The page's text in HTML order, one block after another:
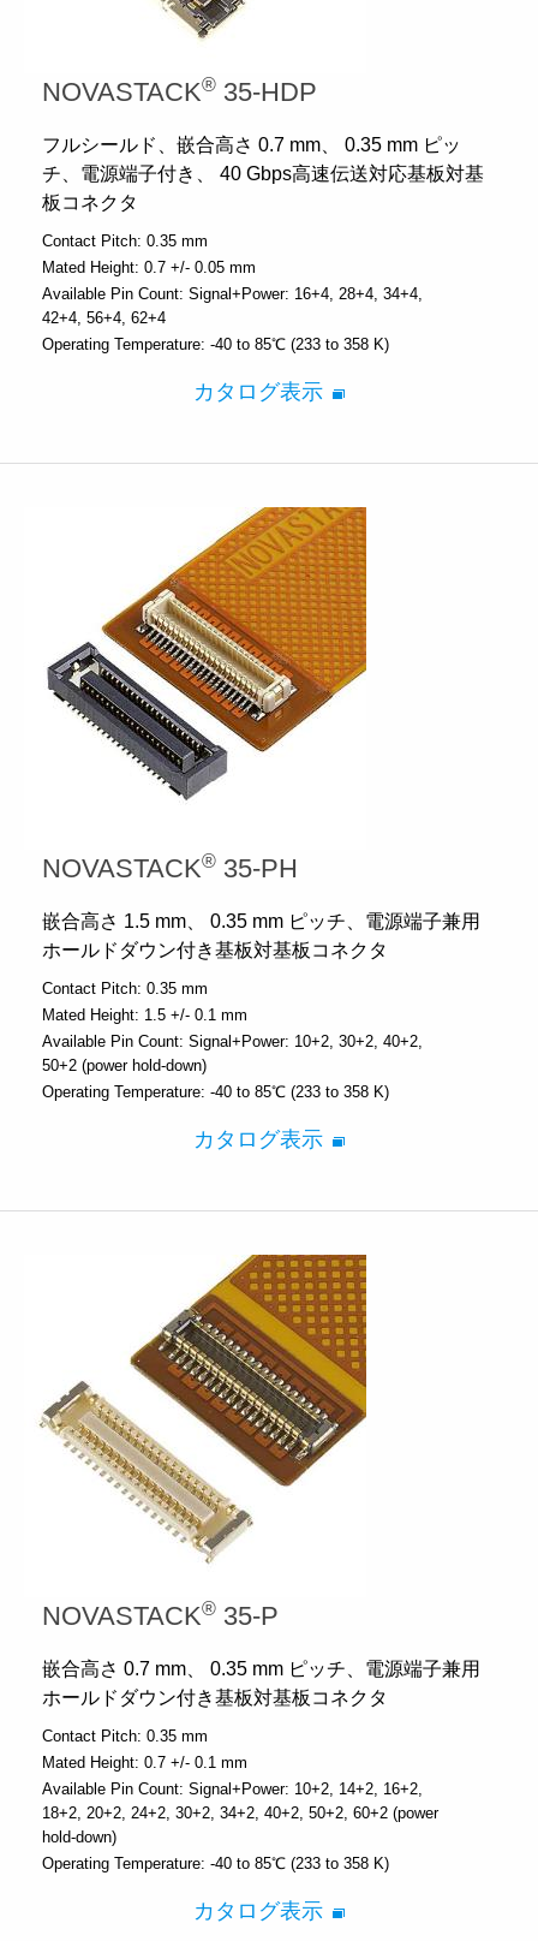
NOVASTACK® 35-HDP
フルシールド、嵌合高さ 0.7 mm、 0.35 mm ピッ
チ、電源端子付き、 40 Gbps高速伝送対応基板対基
板コネクタ
Contact Pitch: 0.35 mm
Mated Height: 0.7 +/- 0.05 mm
Available Pin Count: Signal+Power: 16+4, 28+4, 34+4,
42+4, 56+4, 62+4
Operating Temperature: -40 to 85℃ (233 to 358 K)
カタログ表示
NOVASTACK® 35-PH
嵌合高さ 1.5 mm、 0.35 mm ピッチ、電源端子兼用
ホールドダウン付き基板対基板コネクタ
Contact Pitch: 0.35 mm
Mated Height: 1.5 +/- 0.1 mm
Available Pin Count: Signal+Power: 10+2, 30+2, 40+2,
50+2 (power hold-down)
Operating Temperature: -40 to 85℃ (233 to 358 K)
カタログ表示
NOVASTACK® 35-P
嵌合高さ 0.7 mm、 0.35 mm ピッチ、電源端子兼用
ホールドダウン付き基板対基板コネクタ
Contact Pitch: 0.35 mm
Mated Height: 0.7 +/- 0.1 mm
Available Pin Count: Signal+Power: 10+2, 14+2, 16+2,
18+2, 20+2, 24+2, 30+2, 34+2, 40+2, 50+2, 60+2 (power
hold-down)
Operating Temperature: -40 to 85℃ (233 to 358 K)
カタログ表示